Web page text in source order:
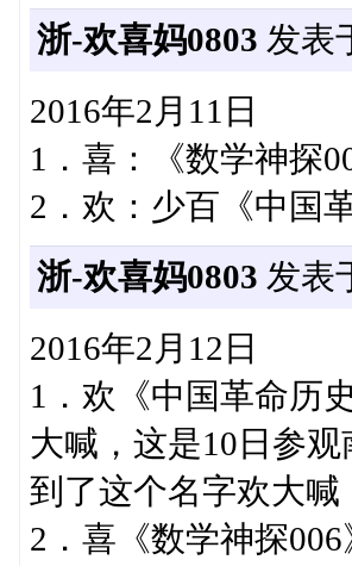
浙-欢喜妈0803 发表
2016年2月11日
1．喜：《数学神探
2．欢：少百《中国
浙-欢喜妈0803 发表
2016年2月12日
1．欢《中国革命历
大喊，这是10日参
到了这个名字欢大
2．喜《数学神探